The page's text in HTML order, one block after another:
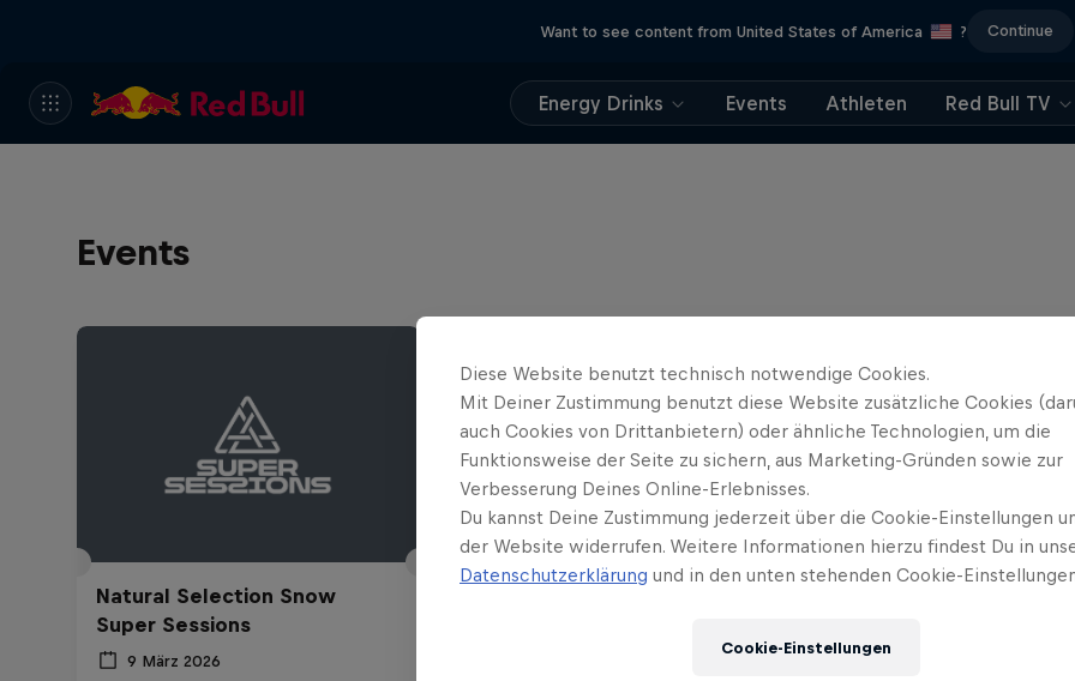
Want to see content from United States of America ? Continue
Energy Drinks Events Athleten Red Bull TV
Events
Natural Selection Snow
Super Sessions
9 März 2026
Diese Website benutzt technisch notwendige Cookies.
Mit Deiner Zustimmung benutzt diese Website zusätzliche Cookies
auch Cookies von Drittanbietern) oder ähnliche Technologien, um die
Funktionsweise der Seite zu sichern, aus Marketing-Gründen sowie zur
Verbesserung Deines Online-Erlebnisses.
Du kannst Deine Zustimmung jederzeit über die Cookie-Einstellungen
der Website widerrufen. Weitere Informationen hierzu findest Du in
Datenschutzerklärung und in den unten stehenden Cookie-
Cookie-Einstellungen